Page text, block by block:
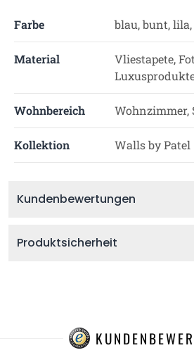
Farbe blau, bunt,
Material
Vliestapete,
Wohnbereich Wohnzimmer,
Kollektion Walls by Patel
Kundenbewertungen
Produktsicherheit